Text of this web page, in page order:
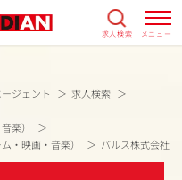
求人検索 メニュー
ジェント
求人検索
楽）
・映画・音楽）
バルス株式会社